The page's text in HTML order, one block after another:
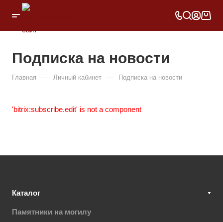
Подписка на новости
Главная — Личный кабинет — Подписка на новости
'bitrix:subscribe.edit' is not a component
Каталог
Памятники на могилу